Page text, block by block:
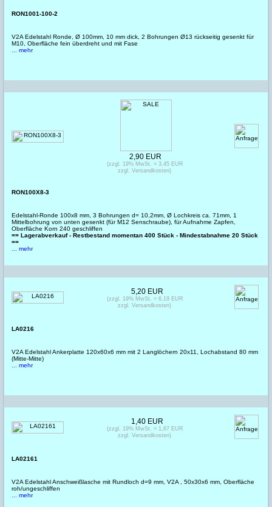
RON1001-100-2
V2A Edelstahl Ronde, Ø 100mm, 10 mm dick, 2 Bohrungen Ø13 rückseitig gesenkt für
M10, Oberfläche fein überdreht und mit Fase
... mehr
RON100X8-3
Edelstahl-Ronde 100x8 mm, 3 Bohrungen d= 10,2mm, Ø Lochkreis ca. 71mm, 1
Mittelbohrung von unten gesenkt (für M12 Senschraube), für Aufnahme Zapfen,
Oberfläche Korn 240 geschliffen
== Lagerabverkauf - Restbestand momentan 400 Stück - Mindestabnahme 20 Stück
==
... mehr
2,90 EUR
(zzgl. 19% MwSt. = 3,45 EUR
zzgl. Versandkosten)
LA0216
V2A Edelstahl Ankerplatte 120x60x6 mm mit 2 Langlöchern 20x11, Lochabstand 80 mm
(Mitte-Mitte)
... mehr
5,20 EUR
(zzgl. 19% MwSt. = 6,19 EUR
zzgl. Versandkosten)
LA02161
V2A Edelstahl Anschweißlasche mit Rundloch d=9 mm, V2A , 50x30x6 mm, Oberfläche
roh/ungeschliffen
... mehr
1,40 EUR
(zzgl. 19% MwSt. = 1,67 EUR
zzgl. Versandkosten)